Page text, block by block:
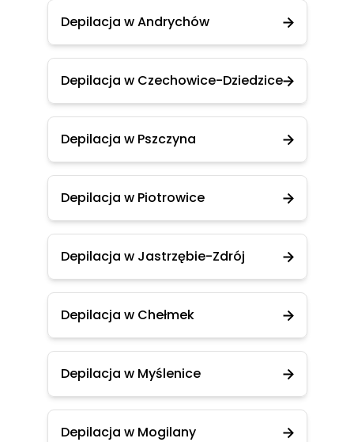
Depilacja w Andrychów
Depilacja w Czechowice-Dziedzice
Depilacja w Pszczyna
Depilacja w Piotrowice
Depilacja w Jastrzębie-Zdrój
Depilacja w Chełmek
Depilacja w Myślenice
Depilacja w Mogilany